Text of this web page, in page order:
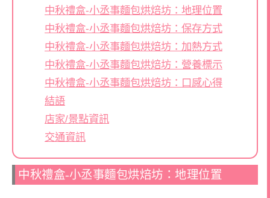
中秋禮盒-小丞事麵包烘焙坊：地理位置
中秋禮盒-小丞事麵包烘焙坊：保存方式
中秋禮盒-小丞事麵包烘焙坊：加熱方式
中秋禮盒-小丞事麵包烘焙坊：營養標示
中秋禮盒-小丞事麵包烘焙坊：口感心得
結語
店家/景點資訊
交通資訊
中秋禮盒-小丞事麵包烘焙坊：地理位置